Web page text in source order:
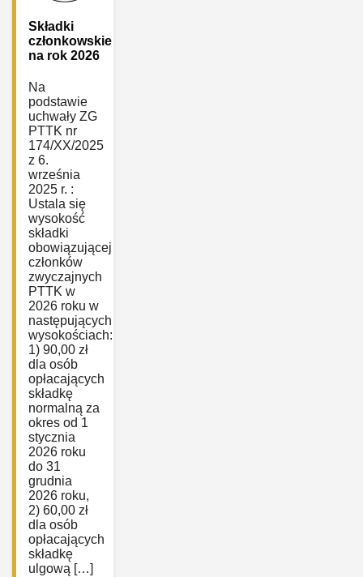
Składki
członkowskie
na rok 2026
Na
podstawie
uchwały ZG
PTTK nr
174/XX/2025
z 6.
września
2025 r. :
Ustala się
wysokość
składki
obowiązującej
członków
zwyczajnych
PTTK w
2026 roku w
następujących
wysokościach:
1) 90,00 zł
dla osób
opłacających
składkę
normalną za
okres od 1
stycznia
2026 roku
do 31
grudnia
2026 roku,
2) 60,00 zł
dla osób
opłacających
składkę
ulgową […]